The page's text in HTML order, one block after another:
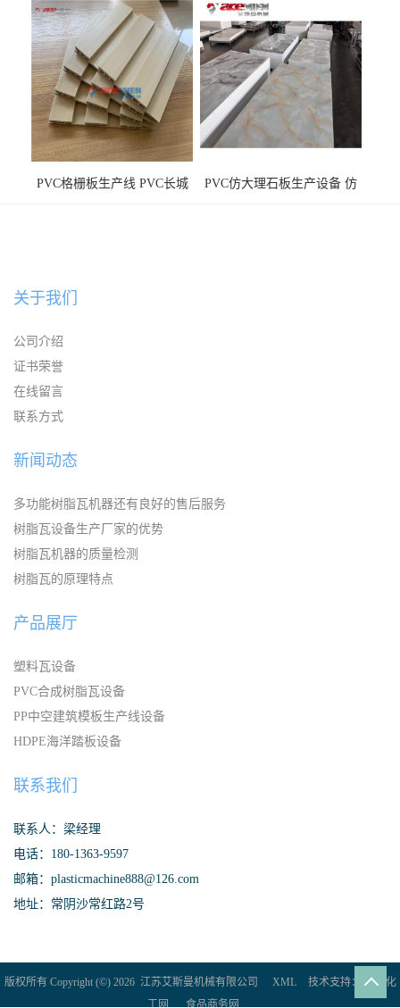
PVC格栅板生产线 PVC长城
PVC仿大理石板生产设备 仿
关于我们
公司介绍
证书荣誉
在线留言
联系方式
新闻动态
多功能树脂瓦机器还有良好的售后服务
树脂瓦设备生产厂家的优势
树脂瓦机器的质量检测
树脂瓦的原理特点
产品展厅
塑料瓦设备
PVC合成树脂瓦设备
PP中空建筑模板生产线设备
HDPE海洋踏板设备
联系我们
联系人：梁经理
电话：180-1363-9597
邮箱：plasticmachine888@126.com
地址：常阴沙常红路2号
版权所有 Copyright (©) 2026 江苏艾斯曼机械有限公司 XML 技术支持： 盖德化
工网
食品商务网